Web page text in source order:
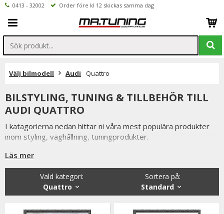
0413 - 32002 Order före kl 12 skickas samma dag
Välj bilmodell Audi Quattro
BILSTYLING, TUNING & TILLBEHÖR TILL
AUDI QUATTRO
I katagorierna nedan hittar ni våra mest populära produkter
inom styling, väghållning, tuningprodukter.
Är det något som du funderar över eller inte hittar i vårt
Till Audi Quattro.
Läs mer
Sortera på:
Standard
Vald kategori:
Quattro